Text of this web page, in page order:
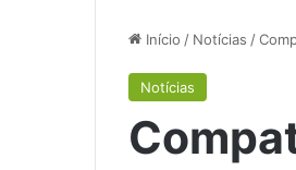
Início / Notícias /
Notícias